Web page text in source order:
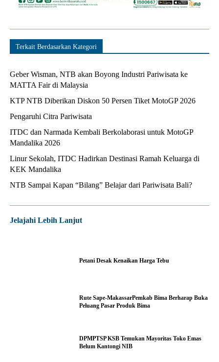
Terkait Berdasarkan Kategori
Geber Wisman, NTB akan Boyong Industri Pariwisata ke
MATTA Fair di Malaysia
KTP NTB Diberikan Diskon 50 Persen Tiket MotoGP 2026
Pengaruhi Citra Pariwisata
ITDC dan Narmada Kembali Berkolaborasi untuk MotoGP
Mandalika 2026
Linur Sekolah, ITDC Hadirkan Destinasi Ramah Keluarga di
KEK Mandalika
NTB Sampai Kapan “Bilang” Belajar dari Pariwisata Bali?
Jelajahi Lebih Lanjut
Petani Desak Kenaikan Harga Tebu
Rute Sape-MakassarPemkab Bima Berharap Buka
Peluang Pasar Produk Bima
DPMPTSP KSB Temukan Mayoritas Toko Emas
Belum Kantongi NIB